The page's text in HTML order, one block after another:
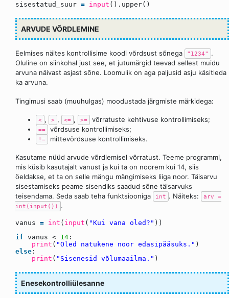
sisestatud_suur = input ().upper()
ARVUDE VÕRDLEMINE
Eelmises näites kontrollisime koodi võrdsust sõnega "1234" .
Oluline on siinkohal just see, et jutumärgid teevad sellest muidu
arvuna näivast asjast sõne. Loomulik on aga paljusid asju käsitleda
ka arvuna.
Tingimusi saab (muuhulgas) moodustada järgmiste märkidega:
< , > , <= , >= võrratuste kehtivuse kontrollimiseks;
== võrdsuse kontrollimiseks;
!= mittevõrdsuse kontrollimiseks.
Kasutame nüüd arvude võrdlemisel võrratust. Teeme programmi,
mis küsib kasutajalt vanust ja kui ta on noorem kui 14, siis
öeldakse, et ta on selle mängu mängimiseks liiga noor. Täisarvu
sisestamiseks peame sisendiks saadud sõne täisarvuks
teisendama. Seda saab teha funktsiooniga
int . Näiteks:
arv =
int(input()) .
vanus = int ( input ( "Kui vana oled?" ))
if vanus < 14 :
print ( "Oled natukene noor edasipääsuks." )
else :
print ( "Sisenesid võlumaailma." )
Enesekontrolliülesanne